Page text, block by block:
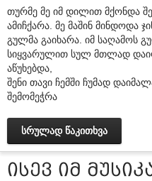
თურმე მე იმ დილით მქონდა
ამიჩქარა. მე მაშინ მინდოდა
გულმა გაიხარა. იმ საღამოს
სიყვარულით სულ მთლად
აწუხებდა,
შენი თავი ჩემში ჩუმად
შემომეჭრა
სრულად წაკითხვა
ისევ იმ